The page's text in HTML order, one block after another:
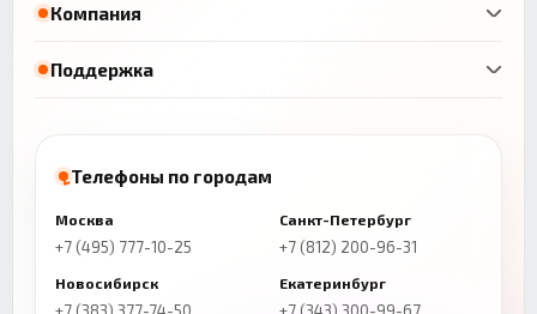
Компания
Поддержка
Телефоны по городам
Москва
+7 (495) 777-10-25
Санкт-Петербург
+7 (812) 200-96-31
Новосибирск Екатеринбург